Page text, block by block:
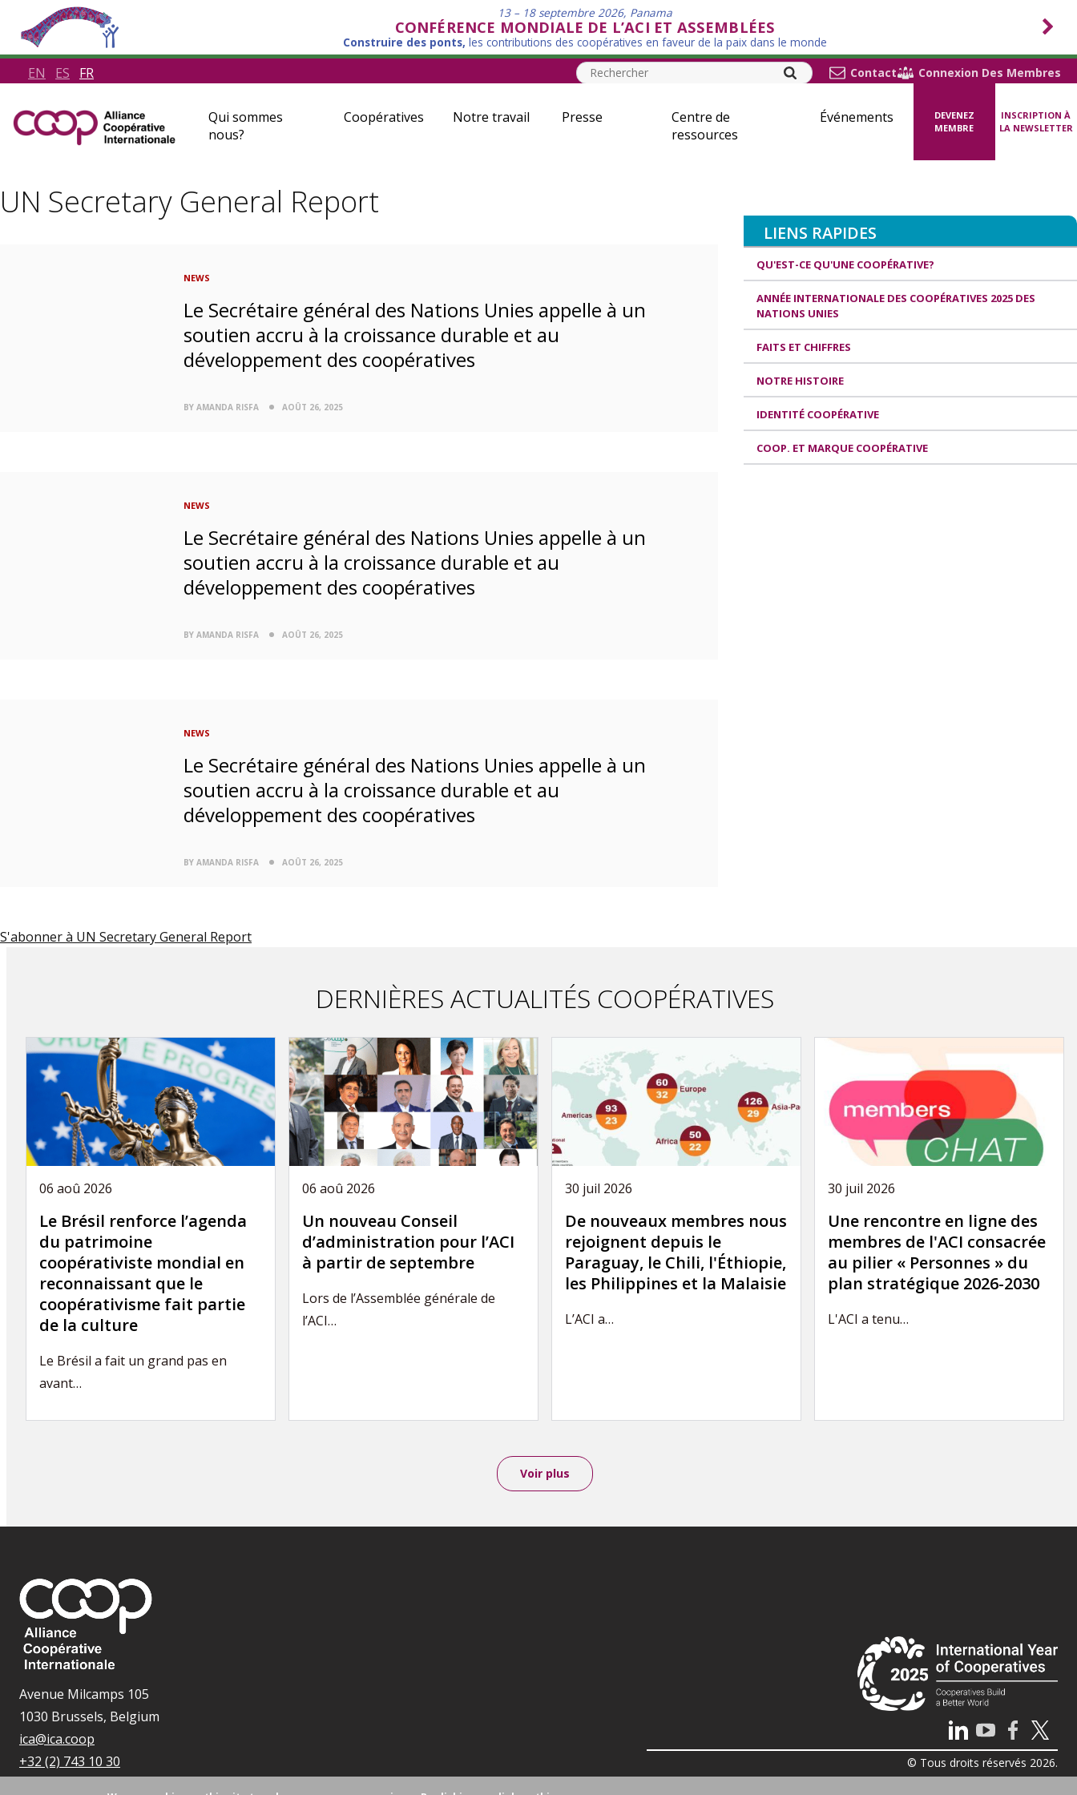
13 – 18 septembre 2026, Panama
CONFÉRENCE MONDIALE DE L’ACI ET ASSEMBLÉES
Construire des ponts, les contributions des coopératives en faveur de la paix dans le monde
EN ES FR Contact Connexion Des Membres
Qui sommes
nous?
Coopératives Notre travail Presse
Centre de
ressources
Événements
DEVENEZ
MEMBRE
INSCRIPTION À
LA NEWSLETTER
UN Secretary General Report
NEWS
Le Secrétaire général des Nations Unies appelle à un
soutien accru à la croissance durable et au
développement des coopératives
BY AMANDA RISFA AOÛT 26, 2025
NEWS
Le Secrétaire général des Nations Unies appelle à un
soutien accru à la croissance durable et au
développement des coopératives
BY AMANDA RISFA AOÛT 26, 2025
NEWS
Le Secrétaire général des Nations Unies appelle à un
soutien accru à la croissance durable et au
développement des coopératives
BY AMANDA RISFA AOÛT 26, 2025
S'abonner à UN Secretary General Report
DERNIÈRES ACTUALITÉS COOPÉRATIVES
06 aoû 2026
Le Brésil renforce l’agenda
du patrimoine
coopérativiste mondial en
reconnaissant que le
coopérativisme fait partie
de la culture
Le Brésil a fait un grand pas en
avant…
06 aoû 2026
Un nouveau Conseil
d’administration pour l’ACI
à partir de septembre
Lors de l’Assemblée générale de
l’ACI…
30 juil 2026
De nouveaux membres nous
rejoignent depuis le
Paraguay, le Chili, l'Éthiopie,
les Philippines et la Malaisie
L’ACI a…
30 juil 2026
Une rencontre en ligne des
membres de l'ACI consacrée
au pilier « Personnes » du
plan stratégique 2026-2030
L'ACI a tenu…
Voir plus
LIENS RAPIDES
QU'EST-CE QU'UNE COOPÉRATIVE?
ANNÉE INTERNATIONALE DES COOPÉRATIVES 2025 DES
NATIONS UNIES
FAITS ET CHIFFRES
NOTRE HISTOIRE
IDENTITÉ COOPÉRATIVE
COOP. ET MARQUE COOPÉRATIVE
Avenue Milcamps 105
1030 Brussels, Belgium
ica@ica.coop
+32 (2) 743 10 30
© Tous droits réservés 2026.